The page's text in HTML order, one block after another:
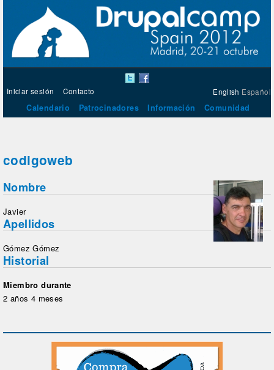
English Español
Iniciar sesión Contacto
Calendario Patrocinadores Información Comunidad
codigoweb
Nombre
Javier
Apellidos
Gómez Gómez
Historial
Miembro durante
2 años 4 meses